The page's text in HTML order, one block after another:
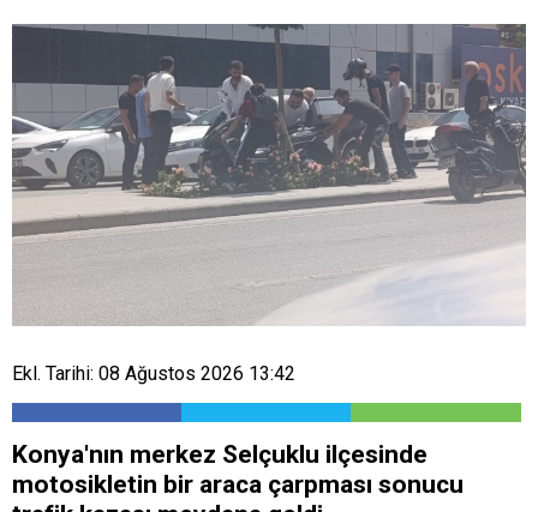
Ekl. Tarihi: 08 Ağustos 2026 13:42
Konya'nın merkez Selçuklu ilçesinde
motosikletin bir araca çarpması sonucu